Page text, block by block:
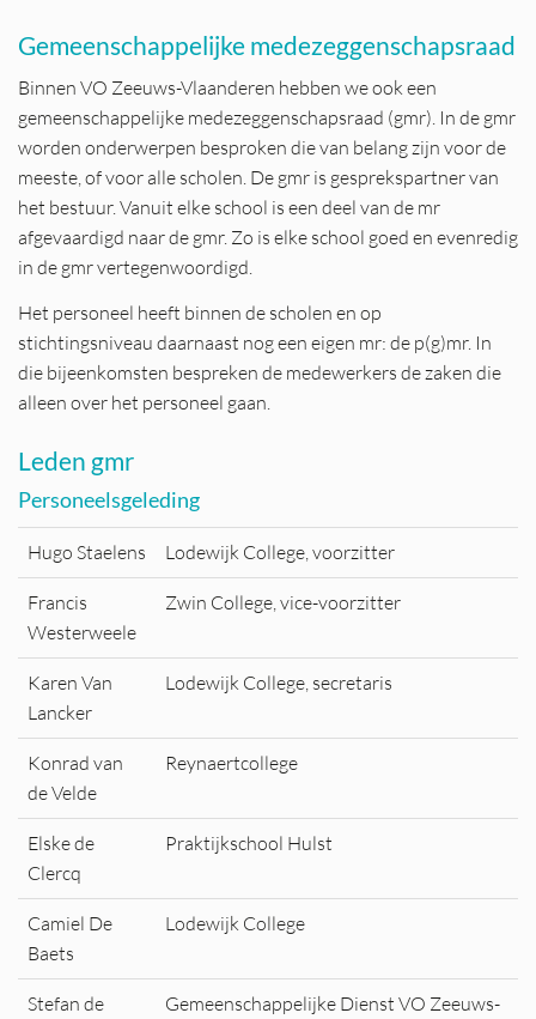
Gemeenschappelijke medezeggenschapsraad
Binnen VO Zeeuws-Vlaanderen hebben we ook een
gemeenschappelijke medezeggenschapsraad (gmr). In de gmr
worden onderwerpen besproken die van belang zijn voor de
meeste, of voor alle scholen. De gmr is gesprekspartner van
het bestuur. Vanuit elke school is een deel van de mr
afgevaardigd naar de gmr. Zo is elke school goed en evenredig
in de gmr vertegenwoordigd.
Het personeel heeft binnen de scholen en op
stichtingsniveau daarnaast nog een eigen mr: de p(g)mr. In
die bijeenkomsten bespreken de medewerkers de zaken die
alleen over het personeel gaan.
Leden gmr
Personeelsgeleding
Hugo Staelens Lodewijk College, voorzitter
Francis
Westerweele
Zwin College, vice-voorzitter
Karen Van
Lancker
Lodewijk College, secretaris
Konrad van
de Velde
Reynaertcollege
Elske de
Clercq
Praktijkschool Hulst
Camiel De
Baets
Lodewijk College
Stefan de
Gemeenschappelijke Dienst VO Zeeuws-